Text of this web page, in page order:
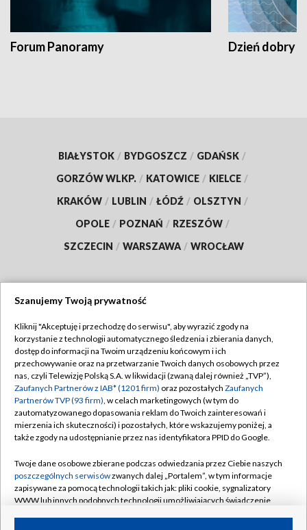
Forum Panoramy Dzień dobry
BIAŁYSTOK / BYDGOSZCZ / GDAŃSK /
GORZÓW WLKP. / KATOWICE / KIELCE /
KRAKÓW / LUBLIN / ŁÓDŹ / OLSZTYN /
OPOLE / POZNAŃ / RZESZÓW /
SZCZECIN / WARSZAWA / WROCŁAW
TVP
Abonament TVP
Emisja w TVP
Centrum informacji TVP
Naziemna Telewizja Cyfrowa
Rada Programowa
System NOS
Informacje o nadawcy
Regulamin TVP
Polityka prywatności
Moje zgody
Pomoc
Kontakt
Kanały
Szanujemy Twoją prywatność
Kliknij "Akceptuję i przechodzę do serwisu", aby wyrazić zgody na
korzystanie z technologii automatycznego śledzenia i zbierania danych,
dostęp do informacji na Twoim urządzeniu końcowym i ich
przechowywanie oraz na przetwarzanie Twoich danych osobowych przez
nas, czyli Telewizję Polską S.A. w likwidacji (zwaną dalej również „TVP”),
Zaufanych Partnerów z IAB* (1201 firm) oraz pozostałych Zaufanych
Partnerów TVP (93 firm), w celach marketingowych (w tym do
zautomatyzowanego dopasowania reklam do Twoich zainteresowań i
mierzenia ich skuteczności) i pozostałych, które wskazujemy poniżej, a
także zgody na udostępnianie przez nas identyfikatora PPID do Google.
Twoje dane osobowe zbierane podczas odwiedzania przez Ciebie naszych
poszczególnych serwisówzwanych dalej „Portalem”, w tym informacje
zapisywane za pomocą technologii takich jak: pliki cookie, sygnalizatory
WWW lub innych podobnych technologii umożliwiających świadczenie